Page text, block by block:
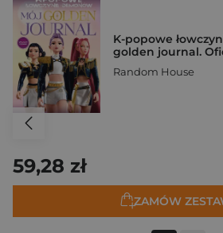
K-popowe
golden journal.
Random House
59,28 zł
ZAMÓW